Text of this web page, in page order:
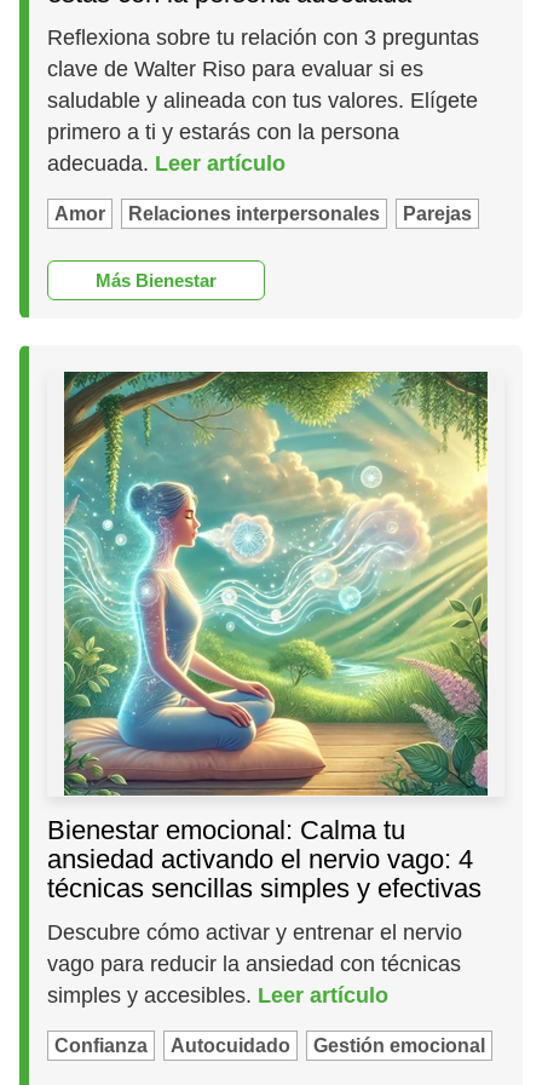
Reflexiona sobre tu relación con 3 preguntas
clave de Walter Riso para evaluar si es
saludable y alineada con tus valores. Elígete
primero a ti y estarás con la persona
adecuada. Leer artículo
Amor Relaciones interpersonales Parejas
Más Bienestar
Bienestar emocional: Calma tu
ansiedad activando el nervio vago: 4
técnicas sencillas simples y efectivas
Descubre cómo activar y entrenar el nervio
vago para reducir la ansiedad con técnicas
simples y accesibles. Leer artículo
Confianza Autocuidado Gestión emocional